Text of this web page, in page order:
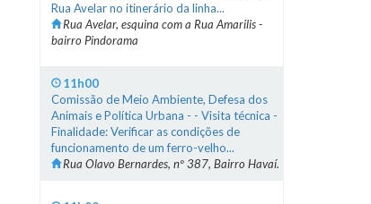
Rua Avelar no itinerário da linha...
Rua Avelar, esquina com a Rua Amarilis -
bairro Pindorama
11h00
Comissão de Meio Ambiente, Defesa dos
Animais e Política Urbana - - Visita técnica -
Finalidade: Verificar as condições de
funcionamento de um ferro-velho...
Rua Olavo Bernardes, nº 387, Bairro Havaí.